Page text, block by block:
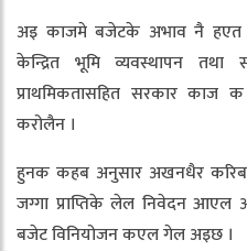
अइ काजमे बजेटके अभाव नै हएत
केन्द्रित भूमि व्यवस्थापन
प्राथमिकतासहित सरकार
करोलैन ।
हुनक कहब अनुसार अखनधैर
जग्गा प्राप्तिके लेल निवेदन
बजेट विनियोजन कएल गेल अइछ ।